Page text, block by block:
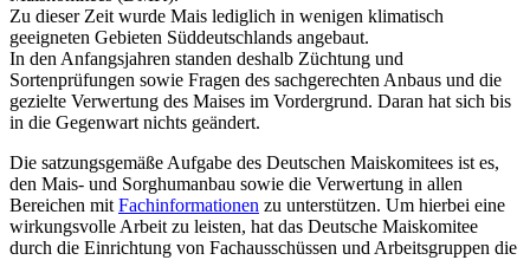
Zu dieser Zeit wurde Mais lediglich in wenigen klimatisch
geeigneten Gebieten Süddeutschlands angebaut.
In den Anfangsjahren standen deshalb Züchtung und
Sortenprüfungen sowie Fragen des sachgerechten Anbaus und die
gezielte Verwertung des Maises im Vordergrund. Daran hat sich bis
in die Gegenwart nichts geändert.
Die satzungsgemäße Aufgabe des Deutschen Maiskomitees ist es,
den Mais- und Sorghumanbau sowie die Verwertung in allen
Bereichen mit Fachinformationen zu unterstützen. Um hierbei eine
wirkungsvolle Arbeit zu leisten, hat das Deutsche Maiskomitee
durch die Einrichtung von Fachausschüssen und Arbeitsgruppen die